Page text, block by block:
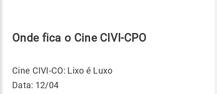
Onde fica o Cine CIVI-CPO
Cine CIVI-CO: Lixo é Luxo
Data: 12/04